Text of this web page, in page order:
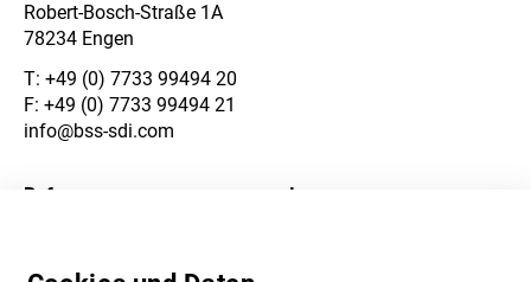
Robert-Bosch-Straße 1A
78234 Engen
T: +49 (0) 7733 99494 20
F: +49 (0) 7733 99494 21
info@bss-sdi.com
Referenzen Impressum